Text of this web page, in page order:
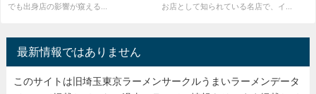
でも出身店の影響が窺える...
お店として知られている名店で、イ...
最新情報ではありません
このサイトは旧埼玉東京ラーメンサークルうまいラーメンデータ